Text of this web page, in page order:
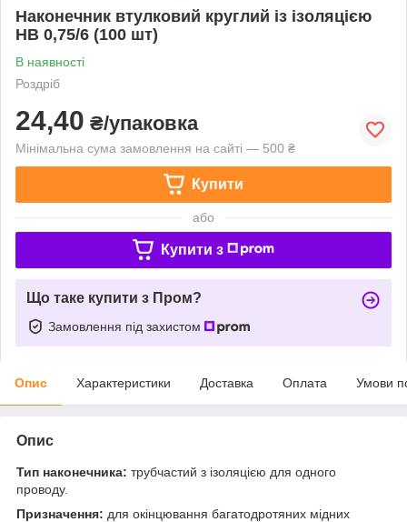
Наконечник втулковий круглий із ізоляцією
НВ 0,75/6 (100 шт)
В наявності
Роздріб
24,40 ₴/упаковка
Мінімальна сума замовлення на сайті — 500 ₴
Купити
або
Купити з
Що таке купити з Пром?
Замовлення під захистом
Опис Характеристики Доставка Оплата Умови
Опис
Тип наконечника: трубчастий з ізоляцією для одного
проводу.
Призначення: для окінцювання багатодротяних мідних